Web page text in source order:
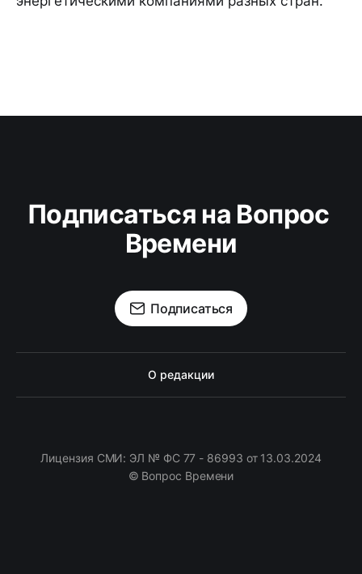
Подписаться на Вопрос
Времени
Подписаться
О редакции
Лицензия СМИ: ЭЛ № ФС 77 - 86993 от 13.03.2024
© Вопрос Времени